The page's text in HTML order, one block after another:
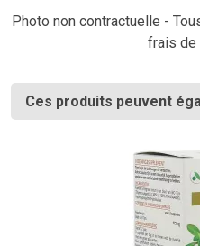
Photo non contractuelle -
frais de
Ces produits peuvent